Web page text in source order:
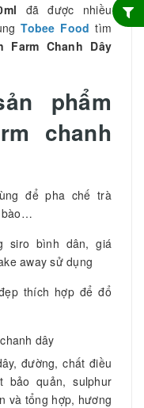
đã được nhiều
Tobee Food tìm
Farm Chanh Dây
phẩm
chanh
để pha chế trà
bào…
siro bình dân, giá
away sử dụng
thích hợp để đổ
dây
đường, chất điều
bảo quản, sulphur
và tổng hợp, hương